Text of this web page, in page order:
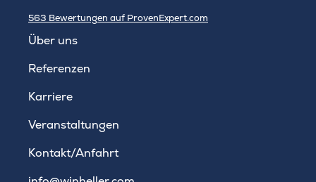
563 Bewertungen auf ProvenExpert.com
Über uns
Referenzen
Karriere
Veranstaltungen
Kontakt/Anfahrt